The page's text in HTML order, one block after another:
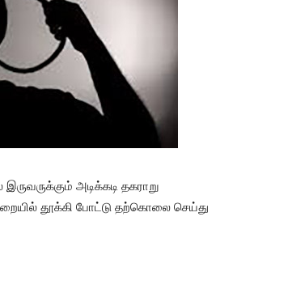
அடிக்கடி தகராறு
தூக்கி போட்டு தற்கொலை செய்து